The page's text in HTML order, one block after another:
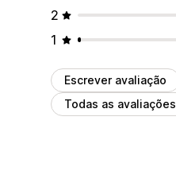
2
1
Escrever avaliação
Todas as avaliações